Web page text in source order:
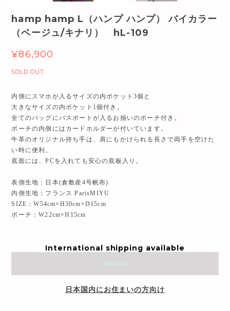
hamp hamp L（ハンプ ハンプ） バイカラー
（ベージュ/キナリ） hL-109
¥86,900
SOLD OUT
内側にスマホが入るサイズの内ポケット3個と
大きなサイズの内ポケット1個付き。
全てのバッグにパスポートが入るお揃いのポーチ付き。
ポーチの内側にはカードホルダーが付いています。
牛革のオリジナル持ち手は、肩にもかけられる長さで両手を空けた
い時に便利。
底面には、PCを入れても安心の底板入り。
表側生地：日本(倉敷産4号帆布)
内側生地：フランス ParisMIYU
SIZE：W54cm×H30cm×D15cm
ポーチ：W22cm×H15cm
International shipping available
Sold out
日本国内にお住まいの方向け